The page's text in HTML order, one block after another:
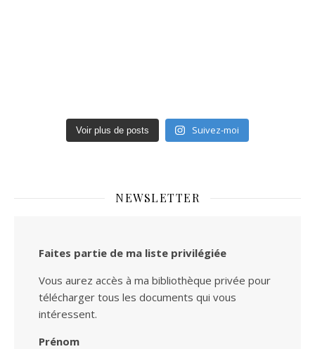
Voir plus de posts Suivez-moi
NEWSLETTER
Faites partie de ma liste privilégiée
Vous aurez accès à ma bibliothèque privée pour
télécharger tous les documents qui vous
intéressent.
Prénom